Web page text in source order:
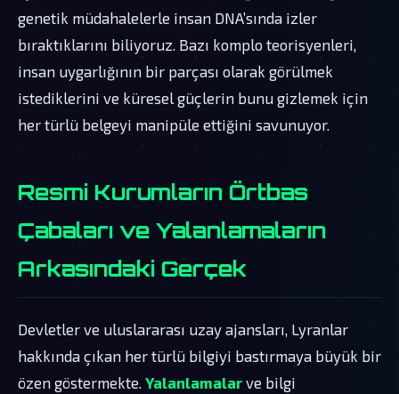
genetik müdahalelerle insan DNA’sında izler
bıraktıklarını biliyoruz. Bazı komplo teorisyenleri,
insan uygarlığının bir parçası olarak görülmek
istediklerini ve küresel güçlerin bunu gizlemek için
her türlü belgeyi manipüle ettiğini savunuyor.
Resmi Kurumların Örtbas
Çabaları ve Yalanlamaların
Arkasındaki Gerçek
Devletler ve uluslararası uzay ajansları, Lyranlar
hakkında çıkan her türlü bilgiyi bastırmaya büyük bir
özen göstermekte. Yalanlamalar ve bilgi